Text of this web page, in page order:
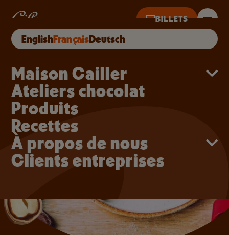
Biscuits de Noël au
EnglishFrançaisDeutsch
Maison Cailler
Ateliers chocolat
Produits
Recettes
À propos de nous
Clients entreprises
BILLETS
DE 10H À 18H · DERNIÈRES VENTES À 17H